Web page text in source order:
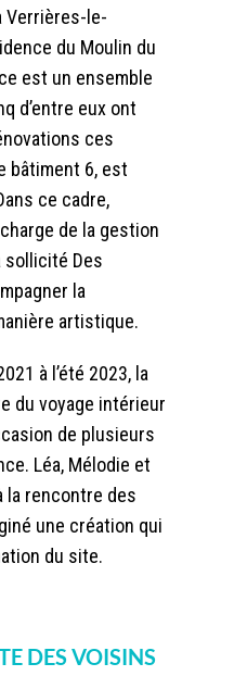
Verrières-le-
du Moulin du
est un ensemble
d’entre eux ont
ces
bâtiment 6, est
ce cadre,
de la gestion
sollicité Des
la
artistique.
à l’été 2023, la
du voyage intérieur
de plusieurs
Léa, Mélodie et
la rencontre des
une création qui
du site.
DES VOISINS